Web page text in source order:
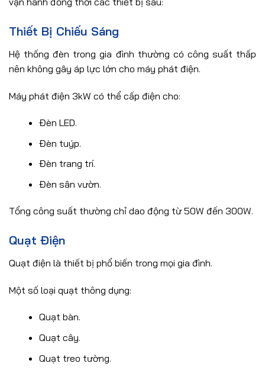
Thiết Bị Chiếu Sáng
Hệ thống đèn trong gia đình thường có công suất thấp
nên không gây áp lực lớn cho máy phát điện.
Máy phát điện 3kW có thể cấp điện cho:
Đèn LED.
Đèn tuýp.
Đèn trang trí.
Đèn sân vườn.
Tổng công suất thường chỉ dao động từ 50W đến 300W.
Quạt Điện
Quạt điện là thiết bị phổ biến trong mọi gia đình.
Một số loại quạt thông dụng:
Quạt bàn.
Quạt cây.
Quạt treo tường.